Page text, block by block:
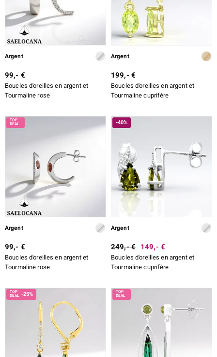
Argent
99,- €
Boucles d'oreilles en argent et
Tourmaline rose
Argent
199,- €
Boucles d'oreilles en argent et
Tourmaline cuprifère
Argent
99,- €
Boucles d'oreilles en argent et
Tourmaline rose
-40%
Argent
249,- € 149,- €
Boucles d'oreilles en argent et
Tourmaline cuprifère
-25%